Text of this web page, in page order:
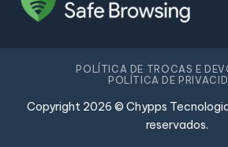
POLÍTICA DE TROCAS E
POLÍTICA DE
Copyright 2026 © Chypps
reservados.